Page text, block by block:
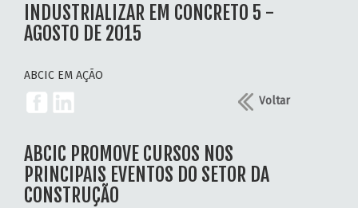
INDUSTRIALIZAR EM CONCRETO 5 -
AGOSTO DE 2015
ABCIC EM AÇÃO
Voltar
ABCIC PROMOVE CURSOS NOS
PRINCIPAIS EVENTOS DO SETOR DA
CONSTRUÇÃO